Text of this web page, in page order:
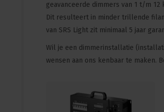
geavanceerde dimmers van 1 t/m
Dit resulteert in minder trillende
van SRS Light zit minimaal 5 jaar
Wil je een dimmerinstallatie
wensen aan ons kenbaar te maken.